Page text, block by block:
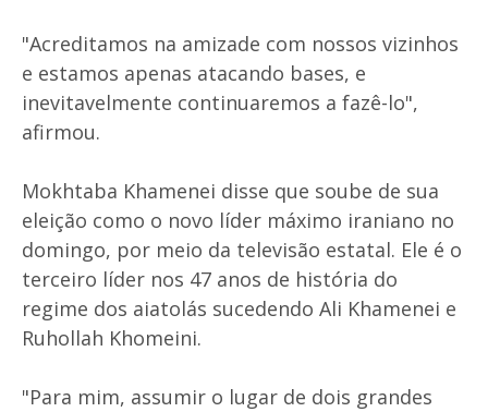
"Acreditamos na amizade com nossos vizinhos
e estamos apenas atacando bases, e
inevitavelmente continuaremos a fazê-lo",
afirmou.
Mokhtaba Khamenei disse que soube de sua
eleição como o novo líder máximo iraniano no
domingo, por meio da televisão estatal. Ele é o
terceiro líder nos 47 anos de história do
regime dos aiatolás sucedendo Ali Khamenei e
Ruhollah Khomeini.
"Para mim, assumir o lugar de dois grandes